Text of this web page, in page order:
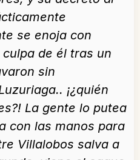
se enoja con
de él tras un
sin
¡¿quién
La gente lo putea
con las manos para
Villalobos salva a